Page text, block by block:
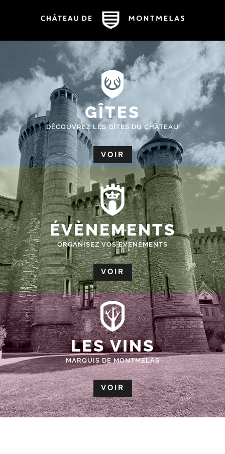
GÎTES
DÉCOUVREZ LES GÎTES DU CHÂTEAU
VOIR
ÉVÈNEMENTS
ORGANISEZ VOS EVENEMENTS
VOIR
LES VINS
MARQUIS DE MONTMELAS
VOIR